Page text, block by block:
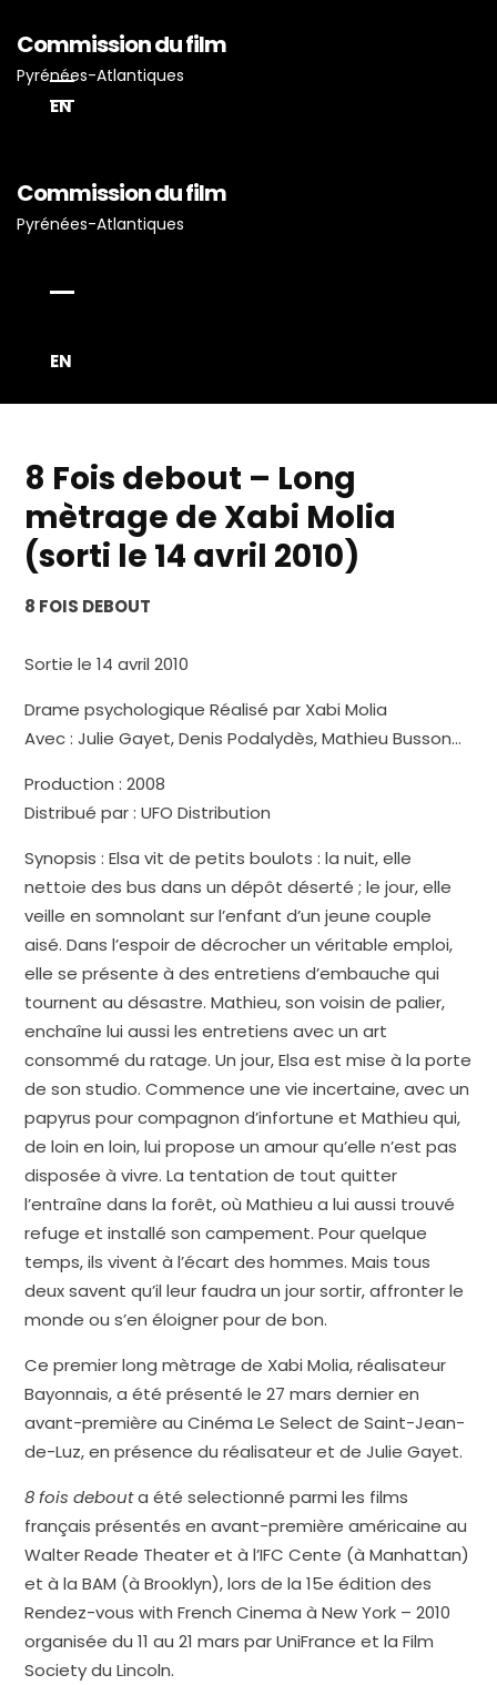
Commission du film
Pyrénées-Atlantiques
EN
Commission du film
Pyrénées-Atlantiques
EN
Accueil
Tournage ?
8 Fois debout – Long
mètrage de Xabi Molia
(sorti le 14 avril 2010)
8 FOIS DEBOUT
Sortie le 14 avril 2010
Drame psychologique Réalisé par Xabi Molia
Avec : Julie Gayet, Denis Podalydès, Mathieu Busson…
Production : 2008
Distribué par : UFO Distribution
Synopsis : Elsa vit de petits boulots : la nuit, elle
nettoie des bus dans un dépôt déserté ; le jour, elle
veille en somnolant sur l’enfant d’un jeune couple
aisé. Dans l’espoir de décrocher un véritable emploi,
elle se présente à des entretiens d’embauche qui
tournent au désastre. Mathieu, son voisin de palier,
enchaîne lui aussi les entretiens avec un art
consommé du ratage. Un jour, Elsa est mise à la porte
de son studio. Commence une vie incertaine, avec un
papyrus pour compagnon d’infortune et Mathieu qui,
de loin en loin, lui propose un amour qu’elle n’est pas
disposée à vivre. La tentation de tout quitter
l’entraîne dans la forêt, où Mathieu a lui aussi trouvé
refuge et installé son campement. Pour quelque
temps, ils vivent à l’écart des hommes. Mais tous
deux savent qu’il leur faudra un jour sortir, affronter le
monde ou s’en éloigner pour de bon.
Ce premier long mètrage de Xabi Molia, réalisateur
Bayonnais, a été présenté le 27 mars dernier en
avant-première au Cinéma Le Select de Saint-Jean-
de-Luz, en présence du réalisateur et de Julie Gayet.
8 fois debouta été selectionné parmi les films
français présentés en avant-première américaine au
Walter Reade Theater et à l’IFC Cente (à Manhattan)
et à la BAM (à Brooklyn), lors de la 15e édition des
Rendez-vous with French Cinema à New York – 2010
organisée du 11 au 21 mars par UniFrance et la Film
Society du Lincoln.